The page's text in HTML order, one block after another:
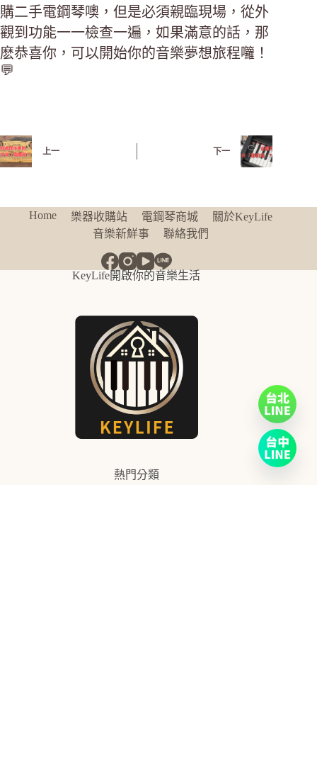
購二手電鋼琴噢，但是必須親臨現場，從外
觀到功能一一檢查一遍，如果滿意的話，那
麽恭喜你，可以開始你的音樂夢想旅程囖！
💬
上一 下一
Home 樂器收購站 電鋼琴商城
關於KeyLife
音樂新鮮事
聯絡我們
KeyLife開啟你的音樂生活
熱門分類